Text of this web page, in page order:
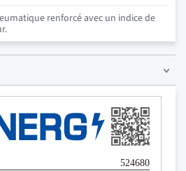
renforcé avec un indice de